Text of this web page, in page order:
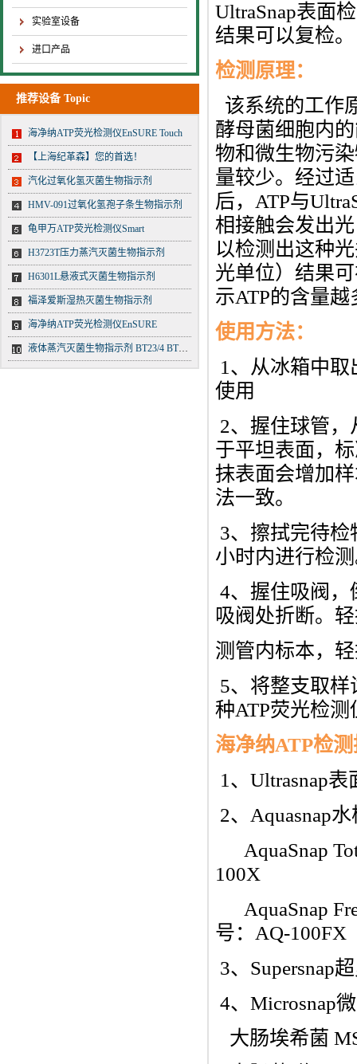
实验室设备
进口产品
推荐设备 Topic
海净纳ATP荧光检测仪EnSURE Touch
【上海纪革森】您的首选！
汽化过氧化氢灭菌生物指示剂
HMV-091过氧化氢孢子条生物指示剂
龟甲万ATP荧光检测仪Smart
H3723T压力蒸汽灭菌生物指示剂
H6301L悬液式灭菌生物指示剂
福泽爱斯湿热灭菌生物指示剂
海净纳ATP荧光检测仪EnSURE
液体蒸汽灭菌生物指示剂 BT23/4 BT23/5 BT23/6
UltraSnap表面
结果可以复检。
检测原理：
该系统的工作
酵母菌细胞内
物和微生物污
量较少。经过
后，ATP与
相接触会发出
以检测出这种
光单位）结果
示ATP的含量
使用方法：
1、从冰箱中
使用
2、握住球管
于平坦表面，
抹表面会增加
法一致。
3、擦拭完待
小时内进行检
4、握住吸阀
吸阀处折断。
测管内标本，
5、将整支取样
种ATP荧光检
海净纳ATP检
1、Ultrasnap
2、Aquasnap
AquaSnap
100X
AquaSnap
号：AQ-100FX
3、Supersnap
4、Microsnap
大肠埃希菌